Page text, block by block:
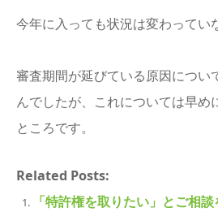
今年に入っても状況は変わってい
審査期間が延びている原因につい
んでしたが、これについては早め
ところです。
Related Posts:
「特許権を取りたい」とご相